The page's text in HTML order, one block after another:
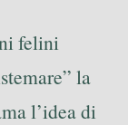
felini
la
l’idea di